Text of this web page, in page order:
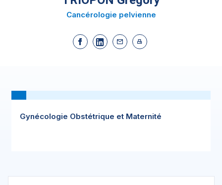
Cancérologie pelvienne
Gynécologie Obstétrique et Maternité